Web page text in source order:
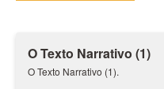
O Texto Narrativo (1)
O Texto Narrativo (1).